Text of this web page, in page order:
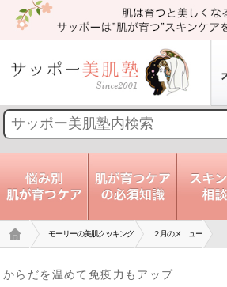
トップ モーリーの美肌クッキング ２月のメニュー
からだを温めて免疫力もアップ